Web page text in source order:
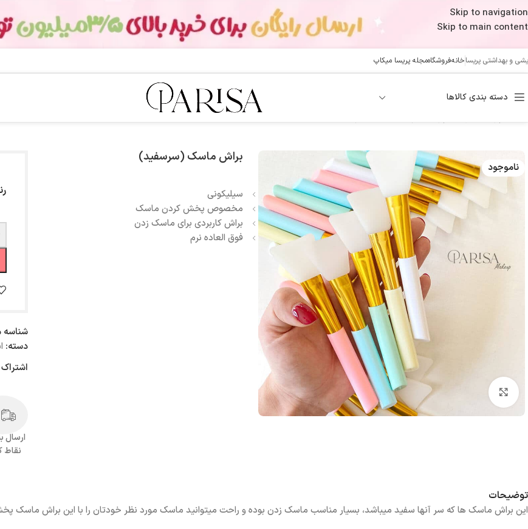
Skip to navigation
Skip to main content
و بهداشتی پریساخانهفروشگاهمجله پریسا میکاپ
دسته بندی کالاها
ناموجود
بزرگنمایی تصویر
براش ماسک (سرسفید)
سیلیکونی
مخصوص پخش کردن ماسک
براش کاربردی برای ماسک زدن
فوق العاده نرم
دسته:
ارسال
نقاط
توضیحات
این براش ماسک ها که سر آنها سفید میباشد، بسیار مناسب ماسک زدن بوده و راحت میتوانید ماسک مورد نظر خودتان را با این براش ماسک